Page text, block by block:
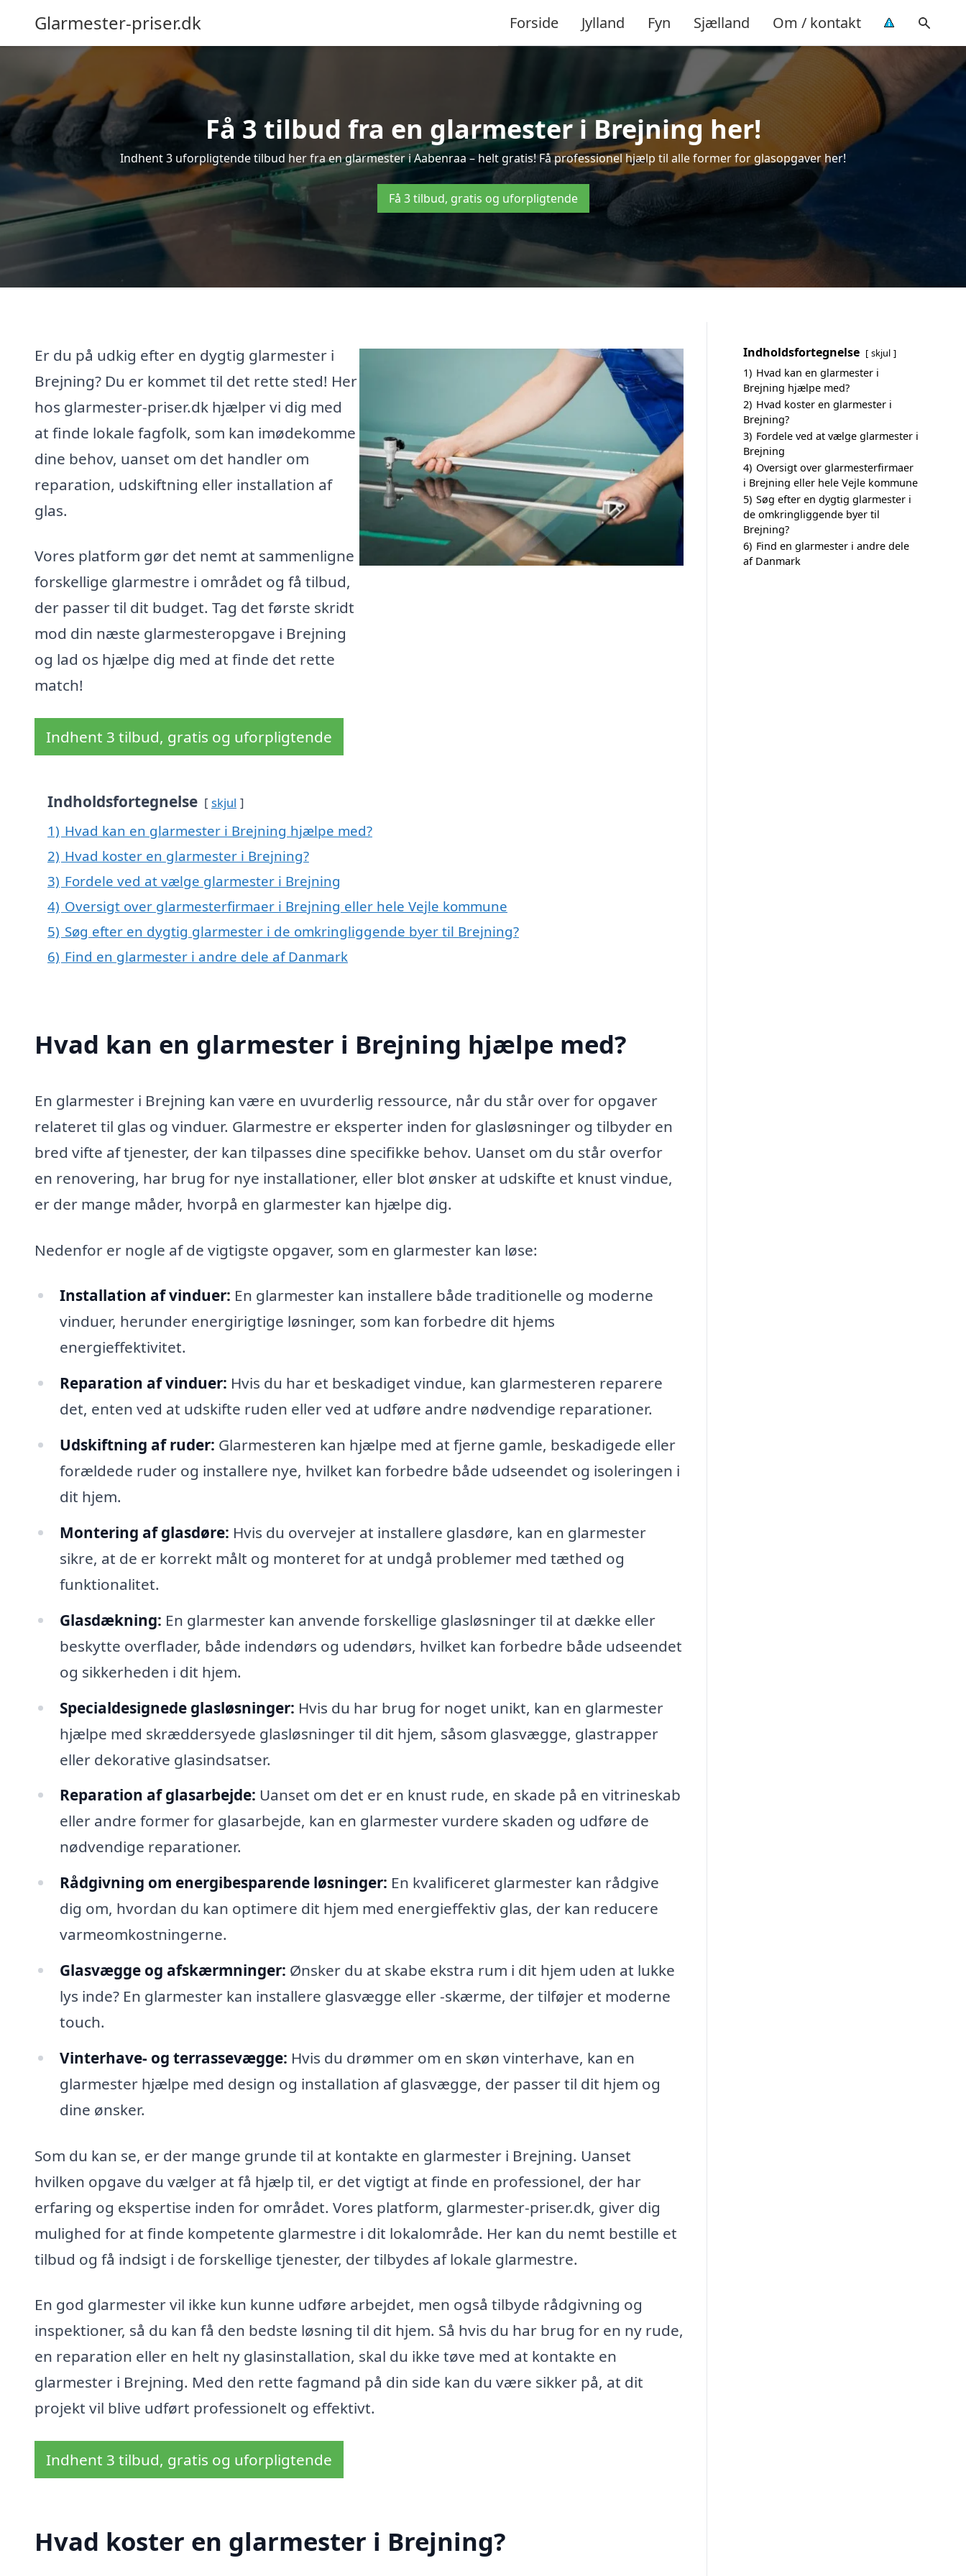
Glarmester-priser.dk Forside Jylland Fyn Sjælland Om / kontakt
Få 3 tilbud fra en glarmester i Brejning her!
Indhent 3 uforpligtende tilbud her fra en glarmester i Aabenraa – helt gratis! Få professionel hjælp til alle former for glasopgaver her!
Få 3 tilbud, gratis og uforpligtende
Er du på udkig efter en dygtig glarmester i
Brejning? Du er kommet til det rette sted! Her
hos glarmester-priser.dk hjælper vi dig med
at finde lokale fagfolk, som kan imødekomme
dine behov, uanset om det handler om
reparation, udskiftning eller installation af
glas.
Vores platform gør det nemt at sammenligne
forskellige glarmestre i området og få tilbud,
der passer til dit budget. Tag det første skridt
mod din næste glarmesteropgave i Brejning
og lad os hjælpe dig med at finde det rette
match!
Indhent 3 tilbud, gratis og uforpligtende
Indholdsfortegnelse skjul
1) Hvad kan en glarmester i Brejning hjælpe med?
2) Hvad koster en glarmester i Brejning?
3) Fordele ved at vælge glarmester i Brejning
4) Oversigt over glarmesterfirmaer i Brejning eller hele Vejle kommune
5) Søg efter en dygtig glarmester i de omkringliggende byer til Brejning?
6) Find en glarmester i andre dele af Danmark
Hvad kan en glarmester i Brejning hjælpe med?
En glarmester i Brejning kan være en uvurderlig ressource, når du står over for opgaver
relateret til glas og vinduer. Glarmestre er eksperter inden for glasløsninger og tilbyder en
bred vifte af tjenester, der kan tilpasses dine specifikke behov. Uanset om du står overfor
en renovering, har brug for nye installationer, eller blot ønsker at udskifte et knust vindue,
er der mange måder, hvorpå en glarmester kan hjælpe dig.
Nedenfor er nogle af de vigtigste opgaver, som en glarmester kan løse:
Installation af vinduer: En glarmester kan installere både traditionelle og moderne
vinduer, herunder energirigtige løsninger, som kan forbedre dit hjems
energieffektivitet.
Reparation af vinduer: Hvis du har et beskadiget vindue, kan glarmesteren reparere
det, enten ved at udskifte ruden eller ved at udføre andre nødvendige reparationer.
Udskiftning af ruder: Glarmesteren kan hjælpe med at fjerne gamle, beskadigede eller
forældede ruder og installere nye, hvilket kan forbedre både udseendet og isoleringen i
dit hjem.
Montering af glasdøre: Hvis du overvejer at installere glasdøre, kan en glarmester
sikre, at de er korrekt målt og monteret for at undgå problemer med tæthed og
funktionalitet.
Glasdækning: En glarmester kan anvende forskellige glasløsninger til at dække eller
beskytte overflader, både indendørs og udendørs, hvilket kan forbedre både udseendet
og sikkerheden i dit hjem.
Specialdesignede glasløsninger: Hvis du har brug for noget unikt, kan en glarmester
hjælpe med skræddersyede glasløsninger til dit hjem, såsom glasvægge, glastrapper
eller dekorative glasindsatser.
Reparation af glasarbejde: Uanset om det er en knust rude, en skade på en vitrineskab
eller andre former for glasarbejde, kan en glarmester vurdere skaden og udføre de
nødvendige reparationer.
Rådgivning om energibesparende løsninger: En kvalificeret glarmester kan rådgive
dig om, hvordan du kan optimere dit hjem med energieffektiv glas, der kan reducere
varmeomkostningerne.
Glasvægge og afskærmninger: Ønsker du at skabe ekstra rum i dit hjem uden at lukke
lys inde? En glarmester kan installere glasvægge eller -skærme, der tilføjer et moderne
touch.
Vinterhave- og terrassevægge: Hvis du drømmer om en skøn vinterhave, kan en
glarmester hjælpe med design og installation af glasvægge, der passer til dit hjem og
dine ønsker.
Som du kan se, er der mange grunde til at kontakte en glarmester i Brejning. Uanset
hvilken opgave du vælger at få hjælp til, er det vigtigt at finde en professionel, der har
erfaring og ekspertise inden for området. Vores platform, glarmester-priser.dk, giver dig
mulighed for at finde kompetente glarmestre i dit lokalområde. Her kan du nemt bestille et
tilbud og få indsigt i de forskellige tjenester, der tilbydes af lokale glarmestre.
En god glarmester vil ikke kun kunne udføre arbejdet, men også tilbyde rådgivning og
inspektioner, så du kan få den bedste løsning til dit hjem. Så hvis du har brug for en ny rude,
en reparation eller en helt ny glasinstallation, skal du ikke tøve med at kontakte en
glarmester i Brejning. Med den rette fagmand på din side kan du være sikker på, at dit
projekt vil blive udført professionelt og effektivt.
Indhent 3 tilbud, gratis og uforpligtende
Hvad koster en glarmester i Brejning?
Indholdsfortegnelse skjul
1) Hvad kan en glarmester i
Brejning hjælpe med?
2) Hvad koster en glarmester i
Brejning?
3) Fordele ved at vælge glarmester i
Brejning
4) Oversigt over glarmesterfirmaer
i Brejning eller hele Vejle kommune
5) Søg efter en dygtig glarmester i
de omkringliggende byer til
Brejning?
6) Find en glarmester i andre dele
af Danmark